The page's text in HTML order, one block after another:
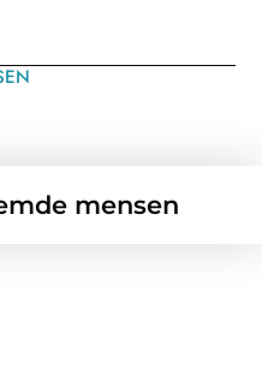
mensen